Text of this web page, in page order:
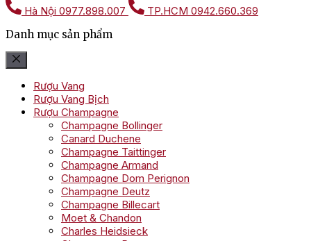
Hà Nội 0977.898.007 TP.HCM 0942.660.369
Danh mục sản phẩm
Rượu Vang
Rượu Vang Bịch
Rượu Champagne
Champagne Bollinger
Canard Duchene
Champagne Taittinger
Champagne Armand
Champagne Dom Perignon
Champagne Deutz
Champagne Billecart
Moet & Chandon
Charles Heidsieck